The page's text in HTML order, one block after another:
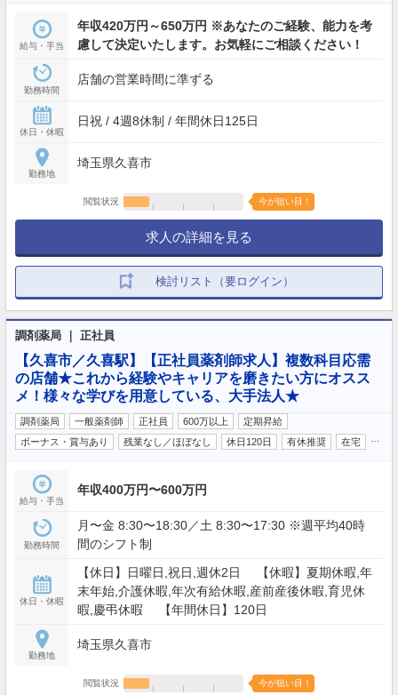
給与・手当
年収420万円～650万円 ※あなたのご経験、能力を考
慮して決定いたします。お気軽にご相談ください！
勤務時間
店舗の営業時間に準ずる
休日・休暇
日祝 / 4週8休制 / 年間休日125日
勤務地
埼玉県久喜市
閲覧状況 今が狙い目！
求人の詳細を見る
検討リスト（要ログイン）
調剤薬局 ｜ 正社員
【久喜市／久喜駅】【正社員薬剤師求人】複数科目応需
の店舗★これから経験やキャリアを磨きたい方にオスス
メ！様々な学びを用意している、大手法人★
調剤薬局 一般薬剤師 正社員 600万以上
定期昇給
ボーナス・賞与あり
残業なし／ほぼなし 休日120日 有休推奨 在宅
給与・手当
年収400万円〜600万円
勤務時間
月〜金 8:30〜18:30／土 8:30〜17:30 ※週平均40時
間のシフト制
休日・休暇
【休日】日曜日,祝日,週休2日 【休暇】夏期休暇,年
末年始,介護休暇,年次有給休暇,産前産後休暇,育児休
暇,慶弔休暇 【年間休日】120日
勤務地
埼玉県久喜市
閲覧状況 今が狙い目！